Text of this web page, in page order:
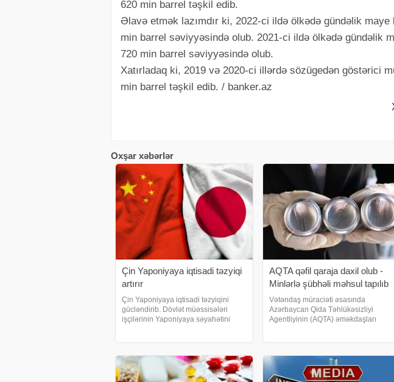
620 min barrel təşkil edib.
Əlavə etmək lazımdır ki, 2022-ci ildə ölkədə gündəlik maye
min barrel səviyyəsində olub. 2021-ci ildə ölkədə gündəlik
720 min barrel səviyyəsində olub.
Xatırladaq ki, 2019 və 2020-ci illərdə sözügedən göstərici
min barrel təşkil edib. / banker.az
Oxşar xəbərlər
Çin Yaponiyaya iqtisadi təzyiqi
artırır
Çin Yaponiyaya iqtisadi təzyiqini
gücləndirib. Dövlət müəssisələri
işçilərinin Yaponiyaya səyahətini
xəbər verir ki
AQTA qəfil qaraja daxil olub -
Minlərlə şübhəli məhsul tapılıb
Vətəndaş müraciəti əsasında
Azərbaycan Qida Təhlükəsizliyi
Agentliyinin (AQTA) əməkdaşları
Bar" MMC-yə məxsu